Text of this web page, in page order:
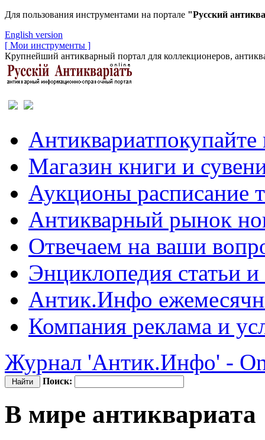
Для пользования инструментами на портале "Русский
English version
[ Мои инструменты ]
Крупнейший антикварный портал для коллекционеров,
Антиквариатпокупайте
Магазин книги и
Аукционы расписание
Антикварный рынок
Отвечаем на ваши
Энциклопедия статьи
Антик.Инфо
Компания реклама и
Журнал 'Антик.Инфо' -
Поиск:
В мире антиквариата